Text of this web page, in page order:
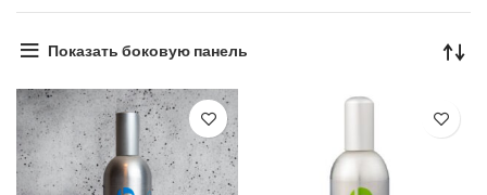
Показать боковую панель